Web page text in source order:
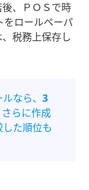
、ＰＯＳで時
をロールペーパ
税務上保存し
ルなら、3
らに作成
た順位も